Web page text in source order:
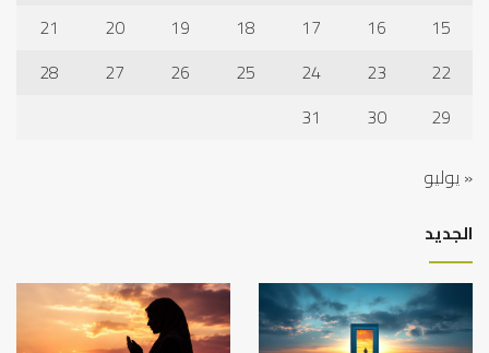
15
16
17
18
19
20
21
22
23
24
25
26
27
28
29
30
31
« يوليو
الجديد